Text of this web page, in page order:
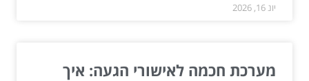
יונ 16, 2026
מערכת חכמה לאישורי הגעה: איך